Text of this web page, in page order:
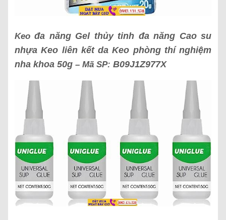
Keođa năng Gel thủy tinh đa năng Cao su
nhựa Keo liên kết da Keo phòng thí nghiệm
nha khoa 50g – Mã SP: B09J1Z977X